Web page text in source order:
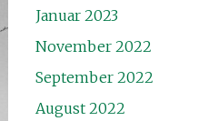
Januar 2023
November 2022
September 2022
August 2022